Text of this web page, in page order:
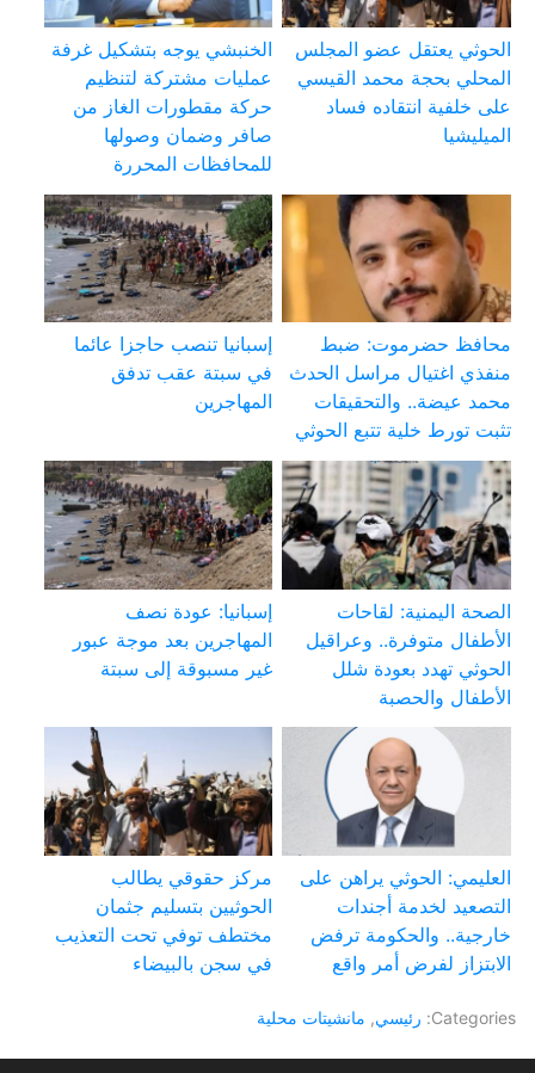
الحوثي يعتقل عضو المجلس
المحلي بحجة محمد القيسي
على خلفية انتقاده فساد
الميليشيا
الخنبشي يوجه بتشكيل غرفة
عمليات مشتركة لتنظيم
حركة مقطورات الغاز من
صافر وضمان وصولها
للمحافظات المحررة
محافظ حضرموت: ضبط
منفذي اغتيال مراسل الحدث
محمد عيضة.. والتحقيقات
تثبت تورط خلية تتبع الحوثي
إسبانيا تنصب حاجزا عائما
في سبتة عقب تدفق
المهاجرين
الصحة اليمنية: لقاحات
الأطفال متوفرة.. وعراقيل
الحوثي تهدد بعودة شلل
الأطفال والحصبة
إسبانيا: عودة نصف
المهاجرين بعد موجة عبور
غير مسبوقة إلى سبتة
العليمي: الحوثي يراهن على
التصعيد لخدمة أجندات
خارجية.. والحكومة ترفض
الابتزاز لفرض أمر واقع
مركز حقوقي يطالب
الحوثيين بتسليم جثمان
مختطف توفي تحت التعذيب
في سجن بالبيضاء
Categories: رئيسي, مانشيتات محلية